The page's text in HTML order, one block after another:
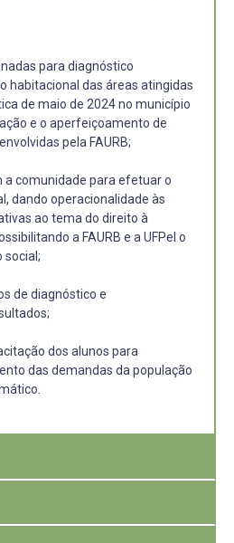
para diagnóstico
habitacional das áreas atingidas
de maio de 2024 no município
e o aperfeiçoamento de
pela FAURB;
a comunidade para efetuar o
dando operacionalidade às
ao tema do direito à
a FAURB e a UFPel o
social;
de diagnóstico e
dos alunos para
das demandas da população
tem a responsabilidade de
os para vida